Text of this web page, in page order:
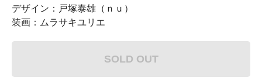
デザイン：戸塚泰雄（ｎｕ）
装画：ムラサキユリエ
SOLD OUT